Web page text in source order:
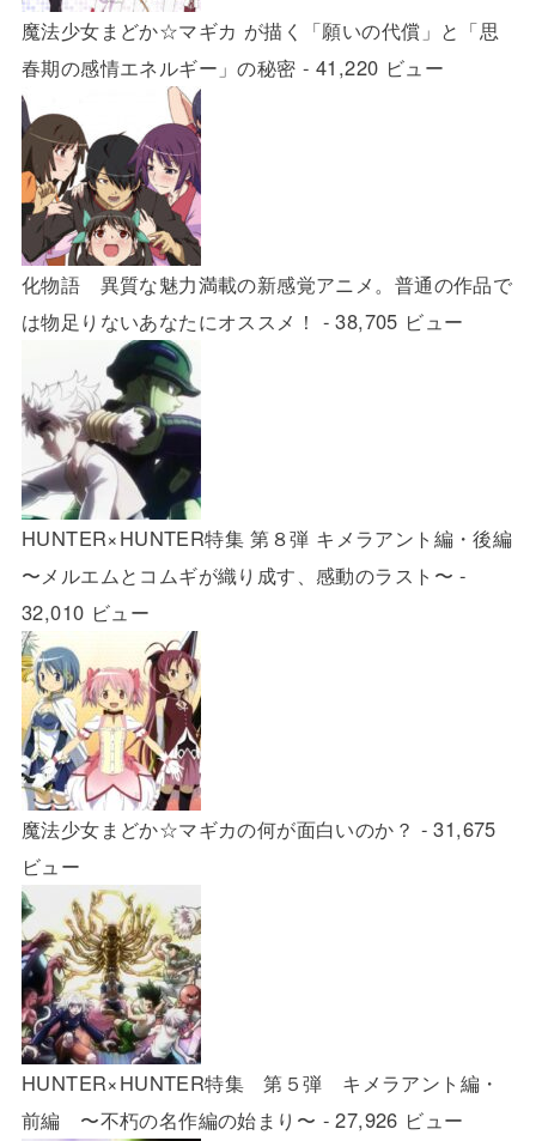
魔法少女まどか☆マギカ が描く「願いの代償」と「思
春期の感情エネルギー」の秘密 - 41,220 ビュー
化物語 異質な魅力満載の新感覚アニメ。普通の作品で
は物足りないあなたにオススメ！ - 38,705 ビュー
HUNTER×HUNTER特集 第８弾 キメラアント編・後編
〜メルエムとコムギが織り成す、感動のラスト〜 -
32,010 ビュー
魔法少女まどか☆マギカの何が面白いのか？ - 31,675
ビュー
HUNTER×HUNTER特集 第５弾 キメラアント編・
前編 〜不朽の名作編の始まり〜 - 27,926 ビュー